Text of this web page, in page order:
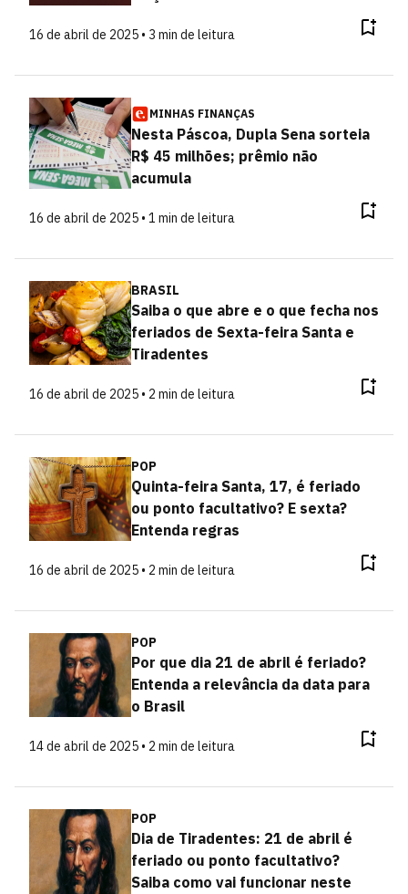
16 de abril de 2025 • 3 min de leitura
MINHAS FINANÇAS
Nesta Páscoa, Dupla Sena sorteia
R$ 45 milhões; prêmio não
acumula
16 de abril de 2025 • 1 min de leitura
BRASIL
Saiba o que abre e o que fecha nos
feriados de Sexta-feira Santa e
Tiradentes
16 de abril de 2025 • 2 min de leitura
POP
Quinta-feira Santa, 17, é feriado
ou ponto facultativo? E sexta?
Entenda regras
16 de abril de 2025 • 2 min de leitura
POP
Por que dia 21 de abril é feriado?
Entenda a relevância da data para
o Brasil
14 de abril de 2025 • 2 min de leitura
POP
Dia de Tiradentes: 21 de abril é
feriado ou ponto facultativo?
Saiba como vai funcionar neste